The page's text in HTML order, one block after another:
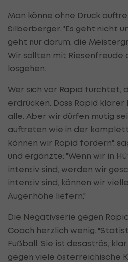
Man könne ohne Druck
Silberberger. "Es geht nicht
geht nur darum, die
Wir sollten mit Riesenfreude
losgehen.
Wer sich vor Rapid fürchtet,
erdrücken. Dass Rapid klarer
alle. Aber wir dürfen mutig
auftreten wie in der
können wir Rapid fordern",
und ergänzte: "Wenn wir in
intensiv sind, werden wir
intensiv sind, können wir
Augenhöhe liefern."
Die Negativserie gegen
Coach herzlich wenig.
Fußball. Sie ist desaströs,
gegen viele österreichische